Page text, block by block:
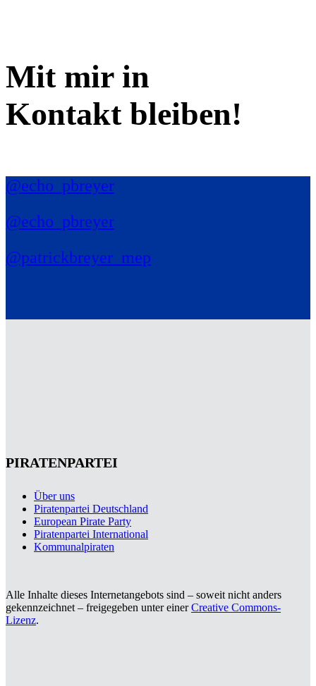
Mit mir in
Kontakt bleiben!
@echo_pbreyer
@echo_pbreyer
@patrickbreyer_mep
PIRATENPARTEI
Über uns
Piratenpartei Deutschland
European Pirate Party
Piratenpartei International
Kommunalpiraten
Alle Inhalte dieses Internetangebots sind – soweit nicht anders
gekennzeichnet – freigegeben unter einerCreative Commons-
Lizenz.